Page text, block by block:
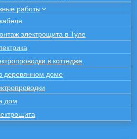
работы
электрощита в Туле
в коттедже
деревянном доме
дом